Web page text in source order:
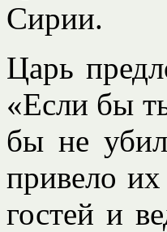
Сирии.
Царь
«Если бы
бы не
привело
гостей и